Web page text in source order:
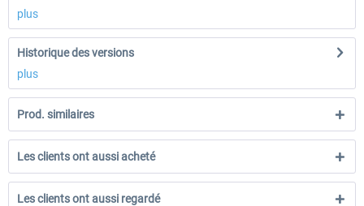
plus
Historique des versions
plus
Prod. similaires
Les clients ont aussi acheté
Les clients ont aussi regardé